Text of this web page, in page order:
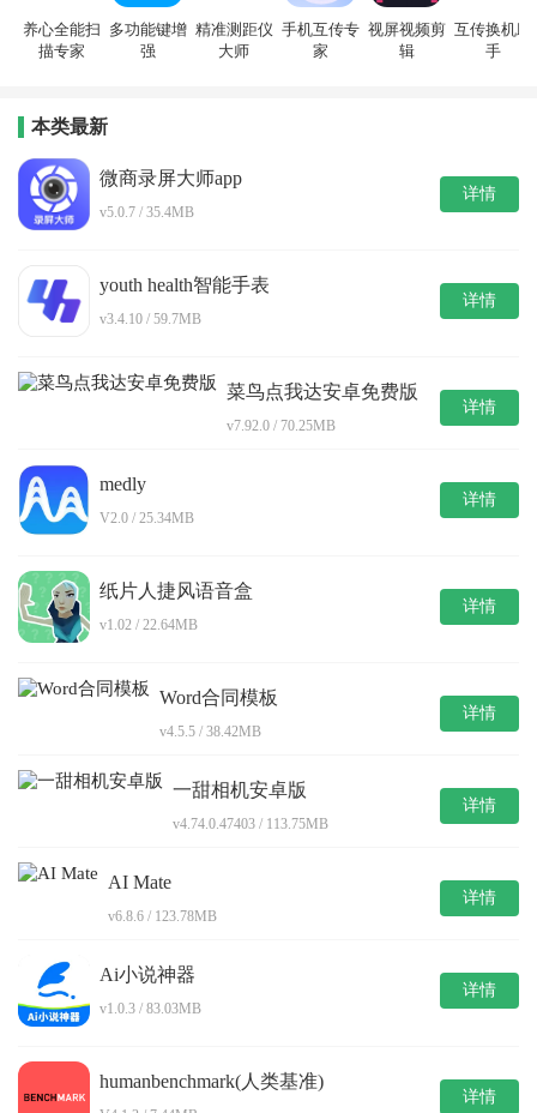
养心全能扫
描专家
多功能键增
强
精准测距仪
大师
手机互传专
家
视屏视频剪
辑
互传换机助
手
本类最新
微商录屏大师app
v5.0.7 / 35.4MB
详情
youth health智能手表
v3.4.10 / 59.7MB
详情
菜鸟点我达安卓免费版
v7.92.0 / 70.25MB
详情
medly
V2.0 / 25.34MB
详情
纸片人捷风语音盒
v1.02 / 22.64MB
详情
Word合同模板
v4.5.5 / 38.42MB
详情
一甜相机安卓版
v4.74.0.47403 / 113.75MB
详情
AI Mate
v6.8.6 / 123.78MB
详情
Ai小说神器
v1.0.3 / 83.03MB
详情
humanbenchmark(人类基准)
详情